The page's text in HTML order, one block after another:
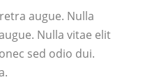
augue. Nulla
Nulla vitae elit
sed odio dui.